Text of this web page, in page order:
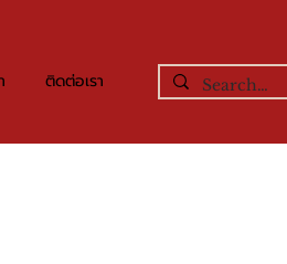
ติดต่อเรา